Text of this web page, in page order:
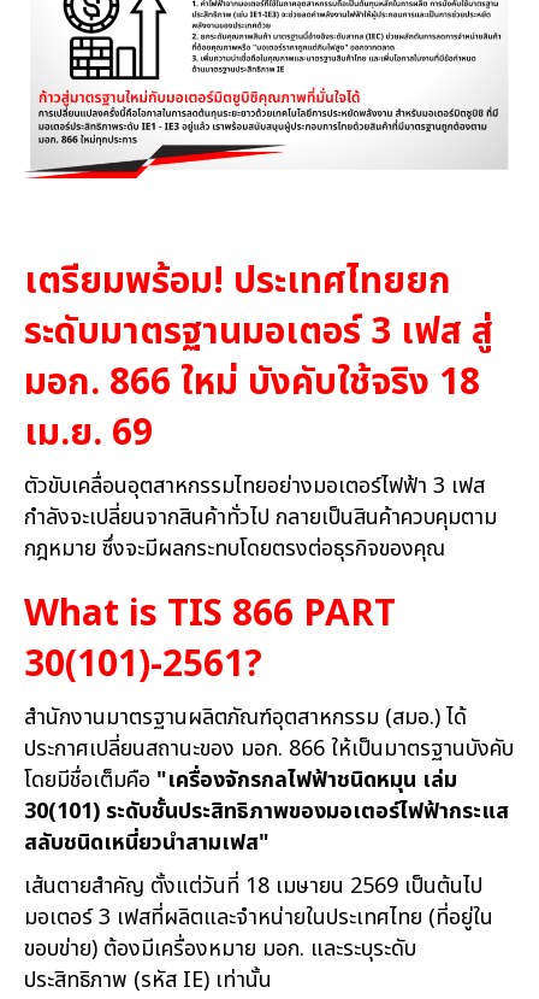
เตรียมพร้อม! ประเทศไทยยก
ระดับมาตรฐานมอเตอร์ 3 เฟส สู่
มอก. 866 ใหม่ บังคับใช้จริง 18
เม.ย. 69
ตัวขับเคลื่อนอุตสาหกรรมไทยอย่างมอเตอร์ไฟฟ้า 3 เฟส
กำลังจะเปลี่ยนจากสินค้าทั่วไป กลายเป็นสินค้าควบคุมตาม
กฎหมาย ซึ่งจะมีผลกระทบโดยตรงต่อธุรกิจของคุณ
What is TIS 866 PART
30(101)-2561?
สำนักงานมาตรฐานผลิตภัณฑ์อุตสาหกรรม (สมอ.) ได้
ประกาศเปลี่ยนสถานะของ มอก. 866 ให้เป็นมาตรฐานบังคับ
โดยมีชื่อเต็มคือ "เครื่องจักรกลไฟฟ้าชนิดหมุน เล่ม
30(101) ระดับชั้นประสิทธิภาพของมอเตอร์ไฟฟ้ากระแส
สลับชนิดเหนี่ยวนำสามเฟส"
เส้นตายสำคัญ ตั้งแต่วันที่ 18 เมษายน 2569 เป็นต้นไป
มอเตอร์ 3 เฟสที่ผลิตและจำหน่ายในประเทศไทย (ที่อยู่ใน
ขอบข่าย) ต้องมีเครื่องหมาย มอก. และระบุระดับ
ประสิทธิภาพ (รหัส IE) เท่านั้น